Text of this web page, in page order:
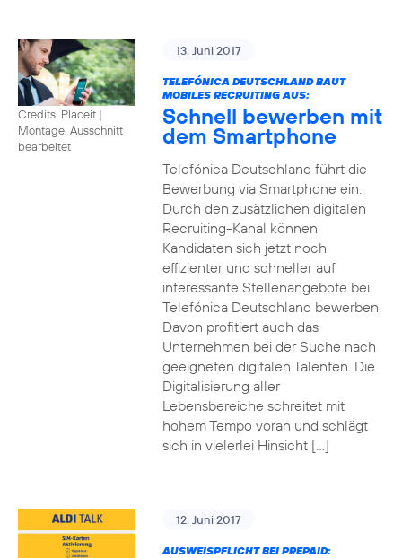
Credits: Placeit |
Montage, Ausschnitt
bearbeitet
13. Juni 2017
TELEFÓNICA DEUTSCHLAND BAUT
MOBILES RECRUITING AUS:
Schnell bewerben mit
dem Smartphone
Telefónica Deutschland führt die
Bewerbung via Smartphone ein.
Durch den zusätzlichen digitalen
Recruiting-Kanal können
Kandidaten sich jetzt noch
effizienter und schneller auf
interessante Stellenangebote bei
Telefónica Deutschland bewerben.
Davon profitiert auch das
Unternehmen bei der Suche nach
geeigneten digitalen Talenten. Die
Digitalisierung aller
Lebensbereiche schreitet mit
hohem Tempo voran und schlägt
sich in vielerlei Hinsicht […]
12. Juni 2017
AUSWEISPFLICHT BEI PREPAID: